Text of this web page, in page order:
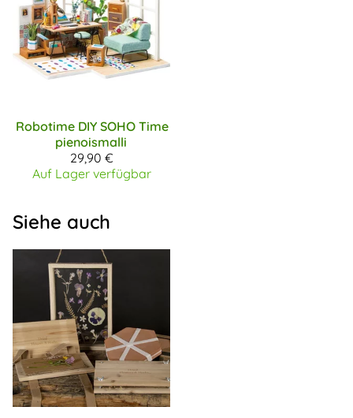
Robotime DIY SOHO Time
pienoismalli
29,90 €
Auf Lager verfügbar
Siehe auch